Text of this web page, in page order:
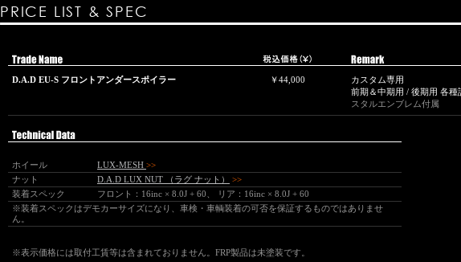
PRICE LIST & SPEC
D.A.D EU-S フロントアンダースポイラー ￥44,000
カスタム専用
前期＆中期用 / 後期用 各種
スタルエンブレム付属
ホイール LUX-MESH >>
ナット
D.A.D LUX NUT （ラグ ナット）
>>
装着スペック
フロント：16inc × 8.0J + 60、 リア：16inc × 8.0J + 60
※装着スペックはデモカーサイズになり、車検・車輌装着の可否を保証するものではありませ
ん。
※表示価格には取付工賃等は含まれておりません。FRP製品は未塗装です。